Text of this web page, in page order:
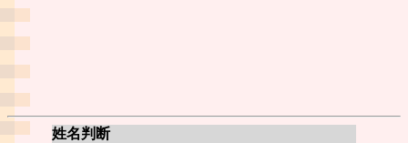
姓名判断